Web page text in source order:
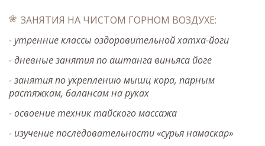
ЗАНЯТИЯ НА ЧИСТОМ ГОРНОМ ВОЗДУХЕ:
- утренние классы оздоровительной хатха-йоги
- дневные занятия по аштанга виньяса йоге
- занятия по укреплению мышц кора, парным
растяжкам, балансам на руках
- освоение техник тайского массажа
- изучение последовательности «сурья намаскар»